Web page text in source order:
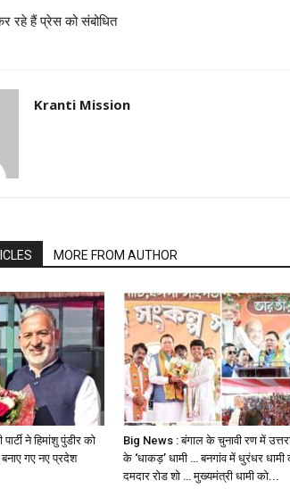
रहे हैं प्रेस को संबोधित
Kranti Mission
MORE FROM AUTHOR
ने हिमांशु पुंडीर को
गए नए प्रदेश
Big News : बंगाल के चुनावी रण में
के ‘धाकड़’ धामी … बनगांव में धुरंधर धामी
दमदार रोड शो … मुख्यमंत्री धामी को...